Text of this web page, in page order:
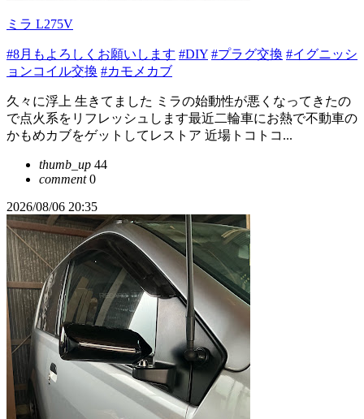
ミラ L275V
#8月もよろしくお願いします #DIY #プラグ交換 #イグニッシ
ョンコイル交換 #カモメカブ
久々に浮上 生きてました ミラの始動性が悪くなってきたの
で点火系をリフレッシュします最近二輪車にお熱で不動車の
かもめカブをゲットしてレストア 近場トコトコ...
thumb_up 44
comment0
2026/08/06 20:35